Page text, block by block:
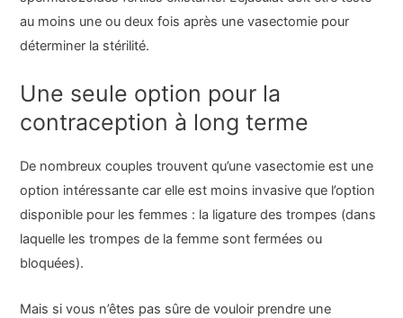
au moins une ou deux fois après une vasectomie pour
déterminer la stérilité.
Une seule option pour la
contraception à long terme
De nombreux couples trouvent qu’une vasectomie est une
option intéressante car elle est moins invasive que l’option
disponible pour les femmes : la ligature des trompes (dans
laquelle les trompes de la femme sont fermées ou
bloquées).
Mais si vous n’êtes pas sûre de vouloir prendre une